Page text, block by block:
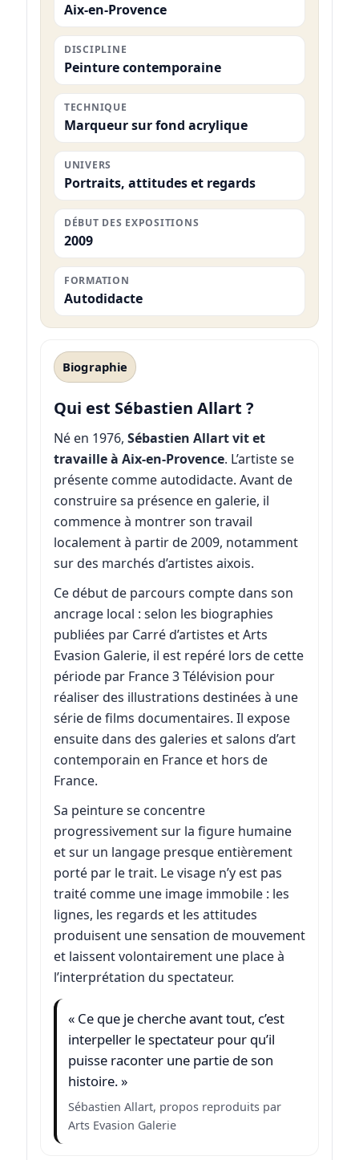
Aix-en-Provence
DISCIPLINE
Peinture contemporaine
TECHNIQUE
Marqueur sur fond acrylique
UNIVERS
Portraits, attitudes et regards
DÉBUT DES EXPOSITIONS
2009
FORMATION
Autodidacte
Biographie
Qui est Sébastien Allart ?
Né en 1976, Sébastien Allart vit et
travaille à Aix-en-Provence. L’artiste se
présente comme autodidacte. Avant de
construire sa présence en galerie, il
commence à montrer son travail
localement à partir de 2009, notamment
sur des marchés d’artistes aixois.
Ce début de parcours compte dans son
ancrage local : selon les biographies
publiées par Carré d’artistes et Arts
Evasion Galerie, il est repéré lors de cette
période par France 3 Télévision pour
réaliser des illustrations destinées à une
série de films documentaires. Il expose
ensuite dans des galeries et salons d’art
contemporain en France et hors de
France.
Sa peinture se concentre
progressivement sur la figure humaine
et sur un langage presque entièrement
porté par le trait. Le visage n’y est pas
traité comme une image immobile : les
lignes, les regards et les attitudes
produisent une sensation de mouvement
et laissent volontairement une place à
l’interprétation du spectateur.
« Ce que je cherche avant tout, c’est
interpeller le spectateur pour qu’il
puisse raconter une partie de son
histoire. »
Sébastien Allart, propos reproduits par
Arts Evasion Galerie